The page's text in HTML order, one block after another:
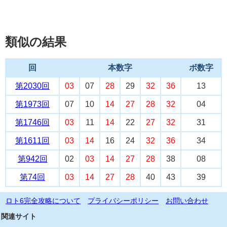
類似の結果
回 本数字 ボ数字
第2030回 03 07 28 29 32 36 13
第1973回 07 10 14 27 28 32 04
第1746回 03 11 14 22 27 32 31
第1611回 03 14 16 24 32 36 34
第942回 02 03 14 27 28 38 08
第74回 03 14 27 28 40 43 39
ロト6完全攻略について プライバシーポリシー
お問い合わせ
関連サイト